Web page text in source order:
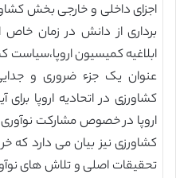
اجزای داخلی و خارجی بخش
عنوان یک جزء ضروری و
کشاورزی در اتحادیه اروپا
اروپا در خصوص مشارکت نوآوری
کشاورزی نیز بیان می دارد که
تحقیقات اصلی و تلاش های